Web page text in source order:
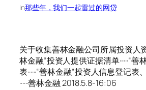
in那些年，我们一起雷过的网贷
关于收集善林金融公司所属投资人资
林金融”投资人提供证据清单······“
表······“善林金融”投资人信息登记
······善林金融 2018.5.8-16:06